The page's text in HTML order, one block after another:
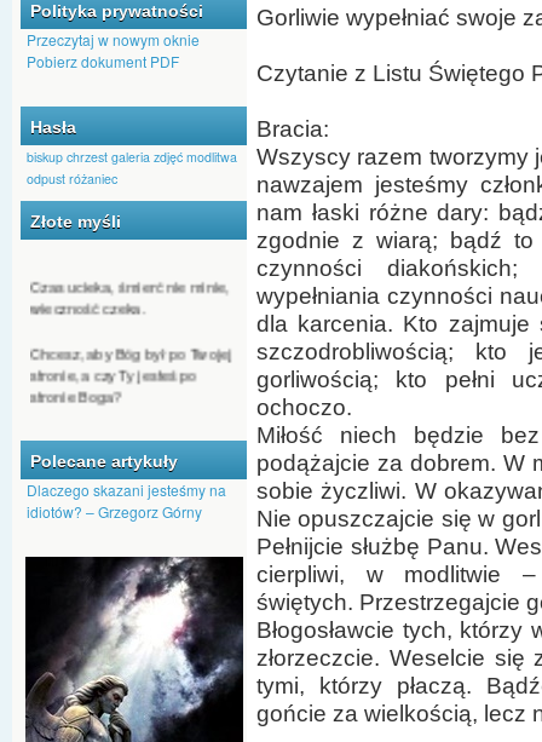
Polityka prywatności
Przeczytaj w nowym oknie
Pobierz dokument PDF
Hasła
biskup chrzest galeria zdjęć modlitwa
odpust różaniec
Złote myśli
wieczność czeka.
stronie, a czy Ty jesteś po
stronie Boga?
nieba, nie może być
człowiekiem nienawiści.
Nawet kąkol może Bóg
przeistoczyć w pszenicę.
Dajmy Bogu szansę, by nas
przemienił, aby na nowo
pojawiło się w nas Boże
tchnienie.
Polecane artykuły
Dlaczego skazani jesteśmy na
idiotów? – Grzegorz Górny
Gorliwie wypełniać swoje
Czytanie z Listu Świętego
Bracia:
Wszyscy razem tworzymy
nawzajem jesteśmy
nam łaski różne dary:
zgodnie z wiarą; bądź
czynności
wypełniania czynności
dla karcenia. Kto
szczodrobliwością; kto
gorliwością; kto pełni
ochoczo.
Miłość niech będzie
podążajcie za dobrem. W
sobie życzliwi. W
Nie opuszczajcie się w
Pełnijcie służbę Panu.
cierpliwi, w modlitwie –
świętych. Przestrzegajcie
Błogosławcie tych, którzy
złorzeczcie. Weselcie
tymi, którzy płaczą.
gońcie za wielkością, lecz